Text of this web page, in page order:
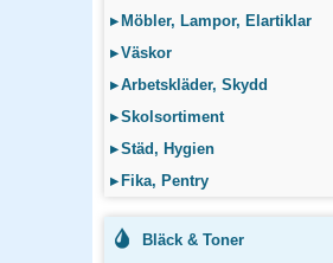
▸ Möbler, Lampor, Elartiklar
▸Väskor
▸Arbetskläder, Skydd
▸Skolsortiment
▸Städ, Hygien
▸ Fika, Pentry
Bläck & Toner